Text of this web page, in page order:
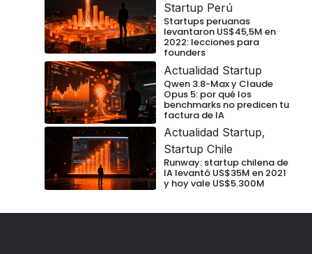
Startup Perú
Startups peruanas
levantaron US$45,5M en
2022: lecciones para
founders
Actualidad Startup
Qwen 3.8-Max y Claude
Opus 5: por qué los
benchmarks no predicen tu
factura de IA
Actualidad Startup,
Startup Chile
Runway: startup chilena de
IA levantó US$35M en 2021
y hoy vale US$5.300M